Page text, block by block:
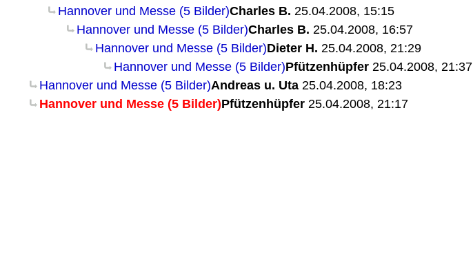
Hannover und Messe (5 Bilder)Charles B. 25.04.2008, 15:15
Hannover und Messe (5 Bilder)Charles B. 25.04.2008, 16:57
Hannover und Messe (5 Bilder)Dieter H. 25.04.2008, 21:29
Hannover und Messe (5 Bilder)Pfützenhüpfer 25.04.2008, 21:37
Hannover und Messe (5 Bilder)Andreas u. Uta 25.04.2008, 18:23
Hannover und Messe (5 Bilder)Pfützenhüpfer 25.04.2008, 21:17